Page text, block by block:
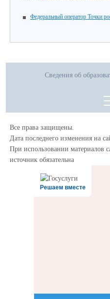
Федеральный оператор Точки
Сведения об
Все права защищены.
Дата последнего изменения на
При использовании материалов
источник обязательна
Решаем вместе